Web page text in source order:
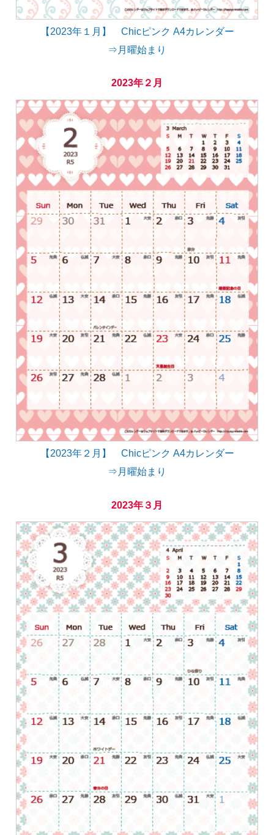
【2023年１月】 Chicピンク A4カレンダー
⇒月曜始まり
2023年２月
【2023年２月】 Chicピンク A4カレンダー
⇒月曜始まり
2023年３月